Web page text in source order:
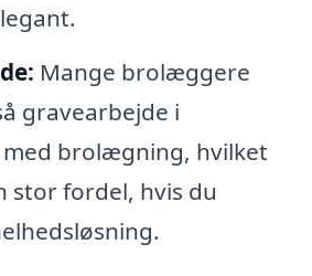
Mange brolæggere
gravearbejde i
brolægning, hvilket
stor fordel, hvis du